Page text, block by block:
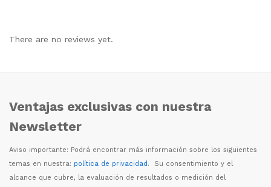
There are no reviews yet.
Ventajas exclusivas con nuestra
Newsletter
Aviso importante: Podrá encontrar más información sobre los siguientes
temas en nuestra: política de privacidad. Su consentimiento y el
alcance que cubre, la evaluación de resultados o medición del